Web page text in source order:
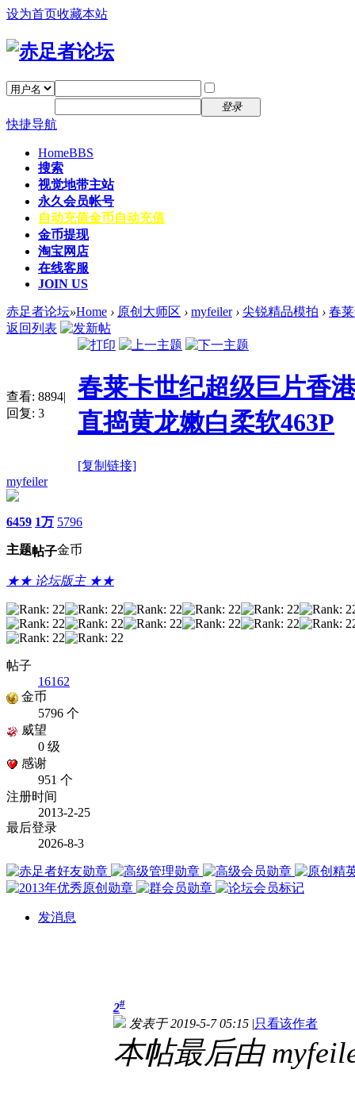
设为首页收藏本站
登录
快捷导航
HomeBBS
搜索
视觉地带主站
永久会员帐号
自动充值金币自动充值
金币提现
淘宝网店
在线客服
JOIN US
赤足者论坛»Home › 原创大师区 › myfeiler › 尖锐精品模拍 › 春
返回列表
查看: 8894|
回复: 3
春莱卡世纪超级巨片香
直捣黄龙嫩白柔软463P
[复制链接]
myfeiler
6459
主题
1万
帖子
5796
金币
★★ 论坛版主 ★★
帖子
16162
金币
5796 个
威望
0 级
感谢
951 个
注册时间
2013-2-25
最后登录
2026-8-3
发消息
2#
发表于 2019-5-7 05:15 |只看该作者
本帖最后由